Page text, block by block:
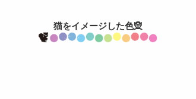
猫をイメージした色🧝